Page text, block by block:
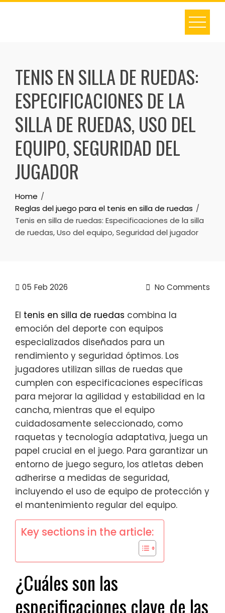
Skip
TENIS EN SILLA DE RUEDAS:
ESPECIFICACIONES DE LA
SILLA DE RUEDAS, USO DEL
EQUIPO, SEGURIDAD DEL
JUGADOR
Home
Reglas del juego para el tenis en silla de ruedas
Tenis en silla de ruedas: Especificaciones de la silla
de ruedas, Uso del equipo, Seguridad del jugador
05 Feb 2026 No Comments
El tenis en silla de ruedas combina la
emoción del deporte con equipos
especializados diseñados para un
rendimiento y seguridad óptimos. Los
jugadores utilizan sillas de ruedas que
cumplen con especificaciones específicas
para mejorar la agilidad y estabilidad en la
cancha, mientras que el equipo
cuidadosamente seleccionado, como
raquetas y tecnología adaptativa, juega un
papel crucial en el juego. Para garantizar un
entorno de juego seguro, los atletas deben
adherirse a medidas de seguridad,
incluyendo el uso de equipo de protección y
el mantenimiento regular del equipo.
Key sections in the article:
¿Cuáles son las
especificaciones clave de las